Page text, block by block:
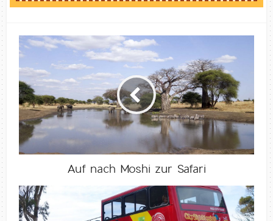
Auf nach Moshi zur Safari